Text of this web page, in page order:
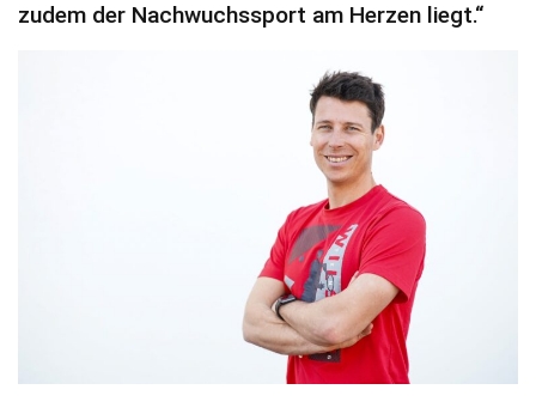
zudem der Nachwuchssport am Herzen liegt.“